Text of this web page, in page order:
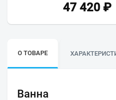
47 420 ₽
О ТОВАРЕ
Ванна